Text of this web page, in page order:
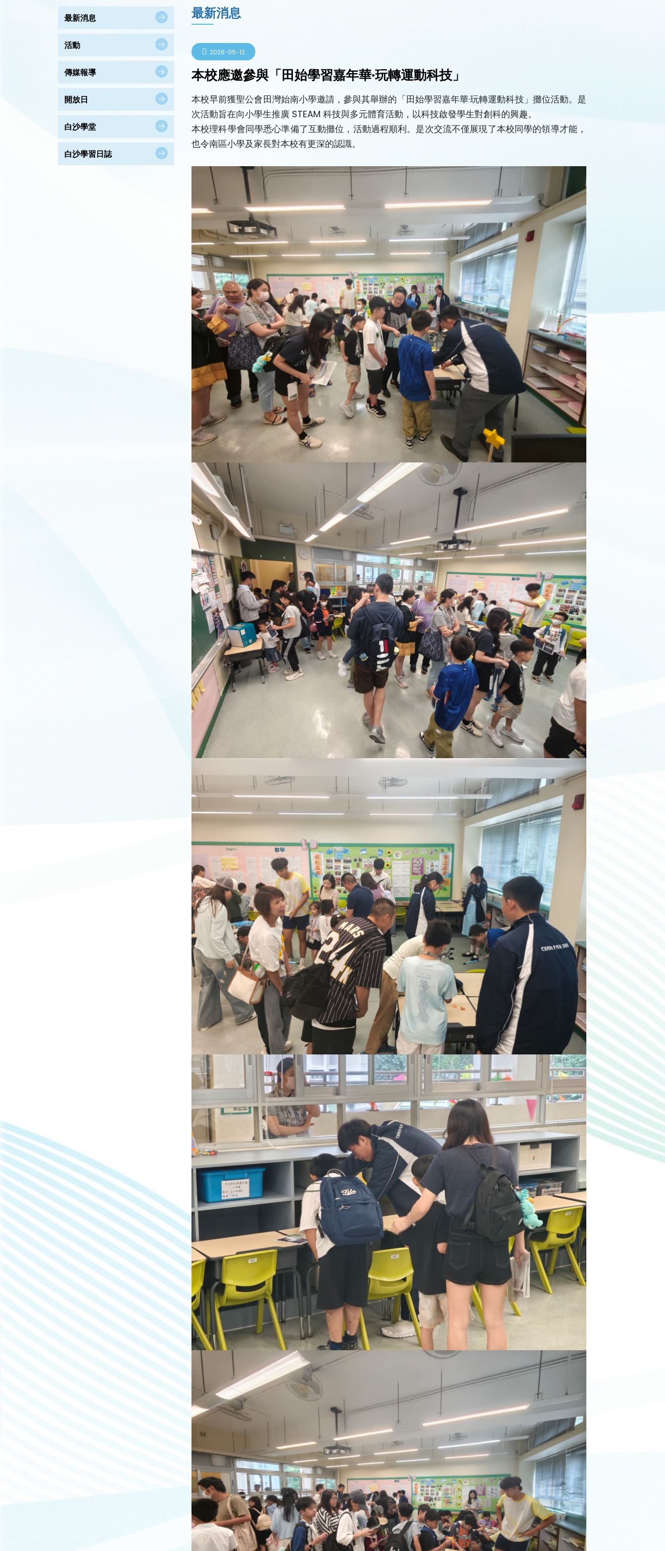
最新消息
活動
傳媒報導
開放日
白沙學堂
白沙學習日誌
最新消息
2026-05-12
本校應邀參與「田始學習嘉年華·玩轉運動科技」
本校早前獲聖公會田灣始南小學邀請，參與其舉辦的「田始學習嘉年華·玩轉運動科技」攤位活動。是
次活動旨在向小學生推廣 STEAM 科技與多元體育活動，以科技啟發學生對創科的興趣。
本校理科學會同學悉心準備了互動攤位，活動過程順利。是次交流不僅展現了本校同學的領導才能，
也令南區小學及家長對本校有更深的認識。